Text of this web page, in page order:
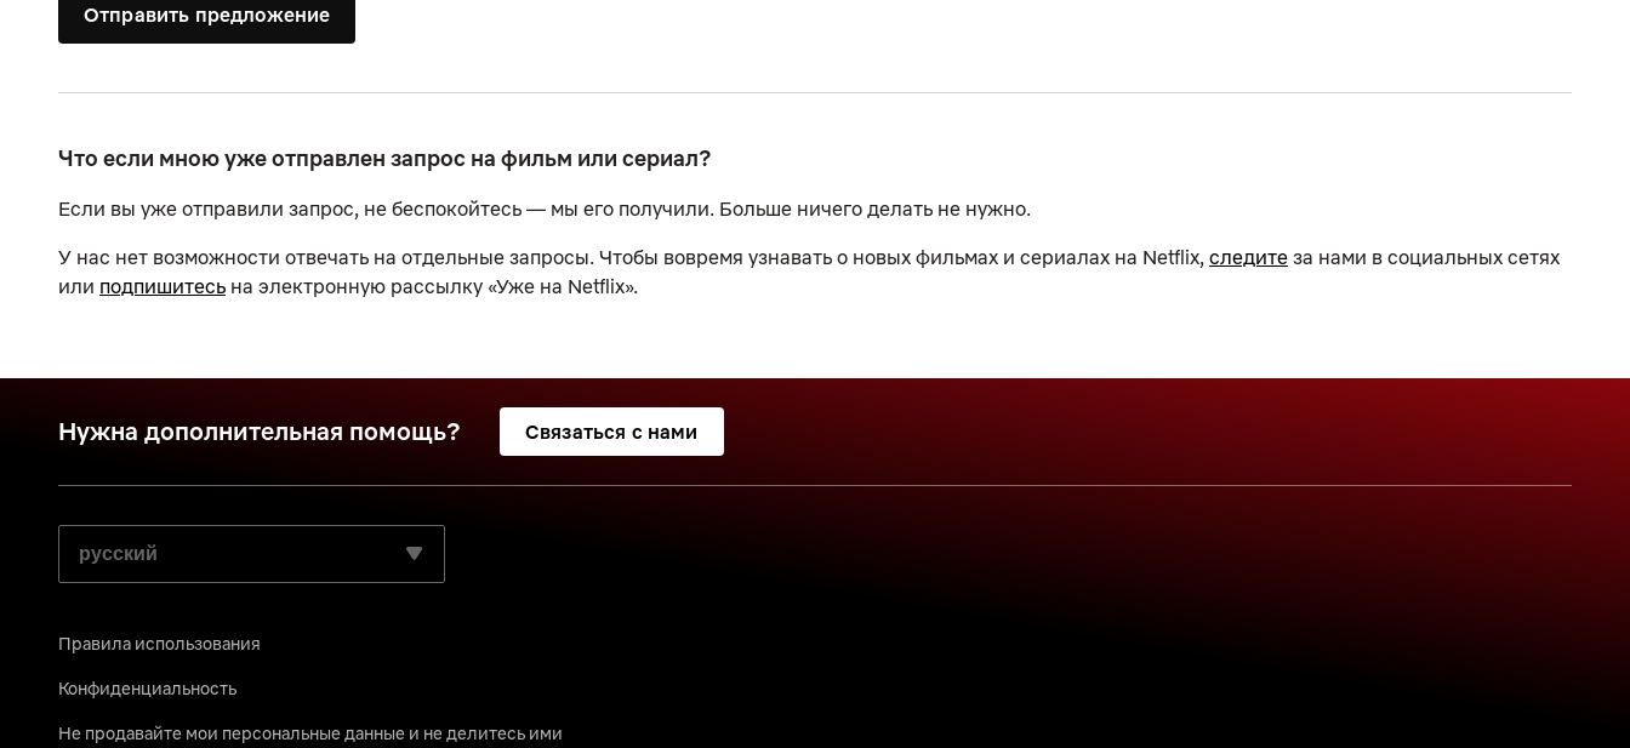
Отправить предложение
Что если мною уже отправлен запрос на фильм или сериал?
Если вы уже отправили запрос, не беспокойтесь — мы его получили. Больше ничего делать не нужно.
У нас нет возможности отвечать на отдельные запросы. Чтобы вовремя узнавать о новых фильмах и сериалах на Netflix, следите за нами в социальных сетях
или подпишитесь на электронную рассылку «Уже на Netflix».
Нужна дополнительная помощь? Связаться с нами
ВЫБЕРИТЕ ПРЕДПОЧИТАЕМЫЙ ЯЗЫК:
Правила использования
Конфиденциальность
Не продавайте мои персональные данные и не делитесь ими